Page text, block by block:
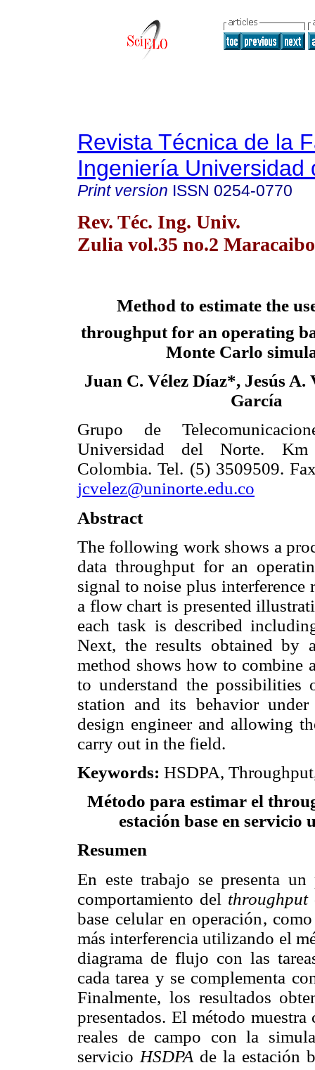
Revista Técnica de la
Ingeniería Universidad
Print version ISSN 0254-0770
Rev. Téc. Ing. Univ.
Zulia vol.35 no.2
Method to estimate the
throughput for an operating
Monte Carlo
Juan C. Vélez Díaz*, Jesús A.
García
Grupo de
Universidad del Norte.
Colombia. Tel. (5) 3509509.
jcvelez@uninorte.edu.co
Abstract
The following work shows a
data throughput for an
signal to noise plus
a flow chart is presented
each task is described
Next, the results obtained by
method shows how to combine
to understand the possibilities
station and its behavior
design engineer and allowing
carry out in the field.
Keywords: HSDPA,
Método para estimar el
estación base en
Resumen
En este trabajo se presenta
comportamiento del throughput
base celular en operación,
más interferencia utilizando el
diagrama de flujo con las
cada tarea y se complementa
Finalmente, los resultados
presentados. El método
reales de campo con la
servicio HSDPA de la estación